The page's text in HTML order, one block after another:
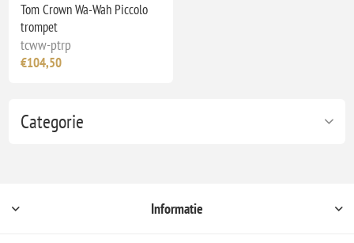
Categorie
Tom Crown Wa-Wah Piccolo
trompet
tcww-ptrp
€104,50
Informatie